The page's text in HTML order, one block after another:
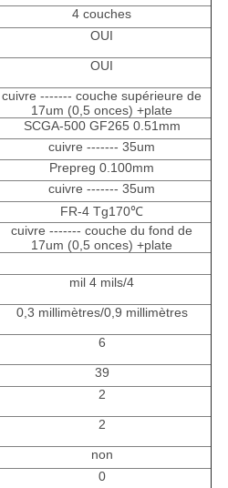
4 couches
OUI
OUI
cuivre ------- couche supérieure de
17um (0,5 onces) +plate
SCGA-500 GF265 0.51mm
cuivre ------- 35um
Prepreg 0.100mm
cuivre ------- 35um
FR-4 Tg170℃
cuivre ------- couche du fond de
17um (0,5 onces) +plate
mil 4 mils/4
0,3 millimètres/0,9 millimètres
6
39
2
2
non
0